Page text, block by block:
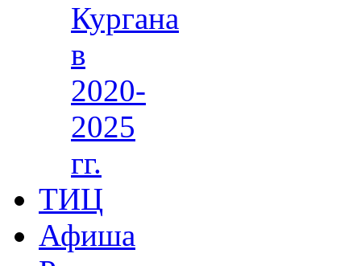
Кургана
в
2020-
2025
гг.
ТИЦ
Афиша